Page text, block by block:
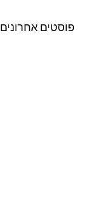
פוסטים אחרונים